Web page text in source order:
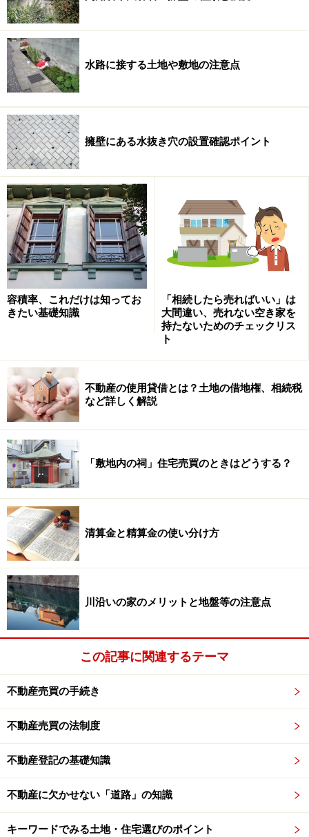
水路に接する土地や敷地の注意点
擁壁にある水抜き穴の設置確認ポイント
容積率、これだけは知ってお
きたい基礎知識
「相続したら売ればいい」は
大間違い、売れない空き家を
持たないためのチェックリス
ト
不動産の使用貸借とは？土地の借地権、相続税
など詳しく解説
「敷地内の祠」住宅売買のときはどうする？
清算金と精算金の使い分け方
川沿いの家のメリットと地盤等の注意点
この記事に関連するテーマ
不動産売買の手続き
不動産売買の法制度
不動産登記の基礎知識
不動産に欠かせない「道路」の知識
キーワードでみる土地・住宅選びのポイント